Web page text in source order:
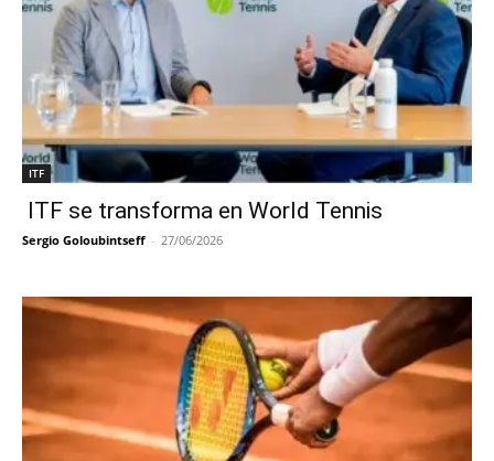
ITF
ITF se transforma en World Tennis
Sergio Goloubintseff - 27/06/2026